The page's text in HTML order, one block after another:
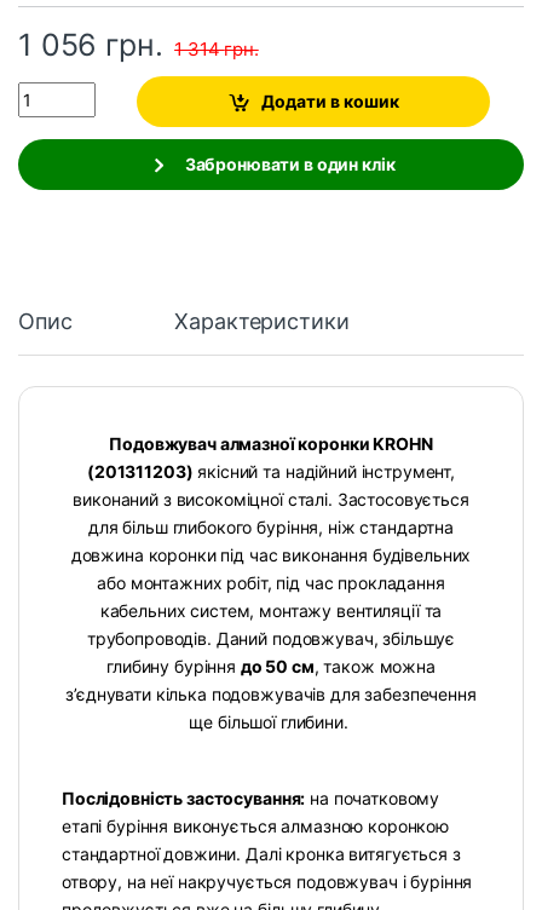
1 056 грн. 1 314грн.
Quantity
Додати в кошик
Забронювати в один клік
Опис Характеристики
Подовжувач алмазної коронки KROHN
(201311203) якісний та надійний інструмент,
виконаний з високоміцної сталі. Застосовується
для більш глибокого буріння, ніж стандартна
довжина коронки під час виконання будівельних
або монтажних робіт, під час прокладання
кабельних систем, монтажу вентиляції та
трубопроводів. Даний подовжувач, збільшує
глибину буріння до 50 см, також можна
з’єднувати кілька подовжувачів для забезпечення
ще більшої глибини.
Послідовність застосування: на початковому
етапі буріння виконується алмазною коронкою
стандартної довжини. Далі кронка витягується з
отвору, на неї накручується подовжувач і буріння